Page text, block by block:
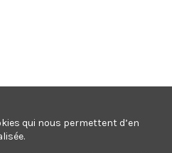
qui nous permettent d’en